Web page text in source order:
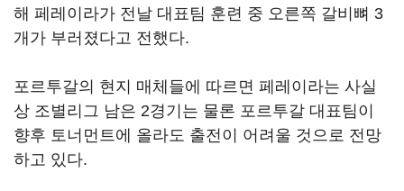
해 페레이라가 전날 대표팀 훈련 중 오른쪽 갈비뼈 3
개가 부러졌다고 전했다.
포르투갈의 현지 매체들에 따르면 페레이라는 사실
상 조별리그 남은 2경기는 물론 포르투갈 대표팀이
향후 토너먼트에 올라도 출전이 어려울 것으로 전망
하고 있다.